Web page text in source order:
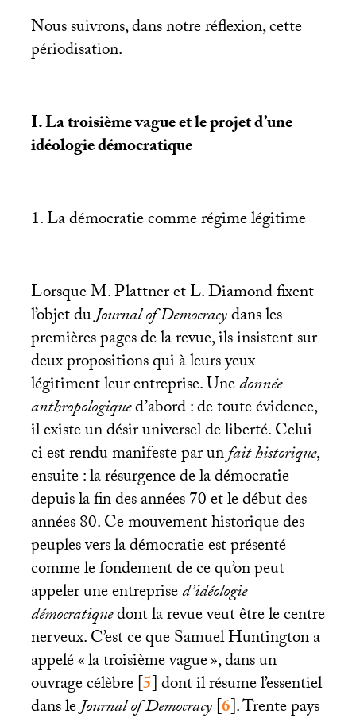
Nous suivrons, dans notre réflexion, cette
périodisation.
I. La troisième vague et le projet d’une
idéologie démocratique
1. La démocratie comme régime légitime
Lorsque M. Plattner et L. Diamond fixent
l’objet duJournal of Democracydans les
premières pages de la revue, ils insistent sur
deux propositions qui à leurs yeux
légitiment leur entreprise. Unedonnée
anthropologiqued’abord : de toute évidence,
il existe un désir universel de liberté. Celui-
ci est rendu manifeste par unfait historique,
ensuite : la résurgence de la démocratie
depuis la fin des années 70 et le début des
années 80. Ce mouvement historique des
peuples vers la démocratie est présenté
comme le fondement de ce qu’on peut
appeler une entreprised’idéologie
démocratiquedont la revue veut être le centre
nerveux. C’est ce que Samuel Huntington a
appelé «la troisième vague», dans un
ouvrage célèbre[5]dont il résume l’essentiel
dans leJournal of Democracy[6]. Trente pays